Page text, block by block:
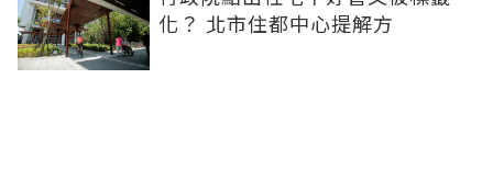
化？ 北市住都中心提解方